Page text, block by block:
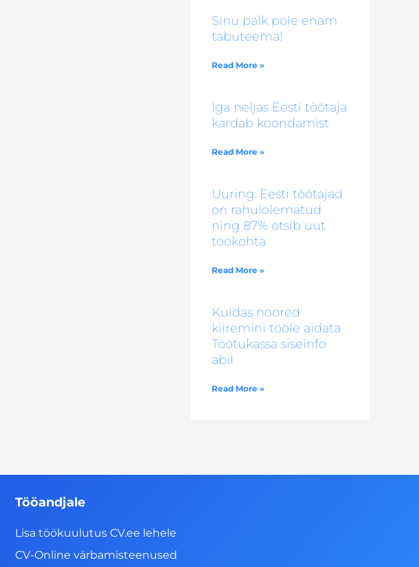
Sinu palk pole enam
tabuteema!
Read More »
Iga neljas Eesti töötaja
kardab koondamist
Read More »
Uuring: Eesti töötajad
on rahulolematud
ning 87% otsib uut
töökohta
Read More »
Kuidas noored
kiiremini tööle aidata
Töötukassa siseinfo
abil
Read More »
Tööandjale
Lisa töökuulutus CV.ee lehele
CV-Online värbamisteenused